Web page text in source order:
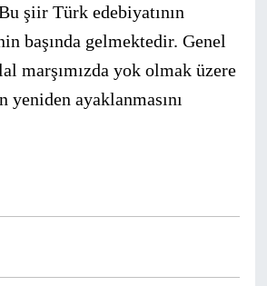
şiir Türk edebiyatının
başında gelmektedir. Genel
marşımızda yok olmak üzere
ayaklanmasını